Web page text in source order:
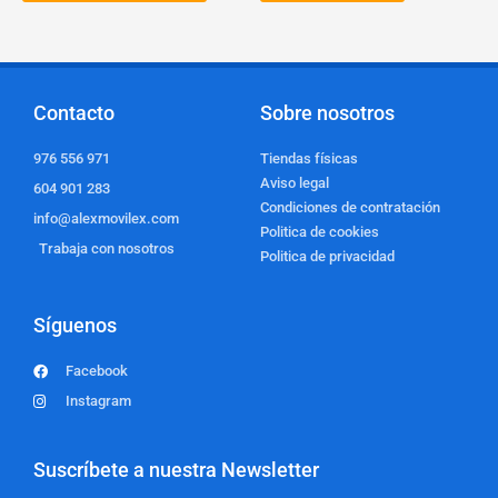
Contacto
976 556 971
604 901 283
info@alexmovilex.com
Trabaja con nosotros
Sobre nosotros
Tiendas físicas
Aviso legal
Condiciones de contratación
Politica de cookies
Politica de privacidad
Síguenos
Facebook
Instagram
Suscríbete a nuestra Newsletter